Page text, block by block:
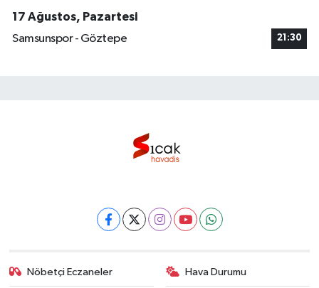
17 Ağustos, Pazartesi
Samsunspor - Göztepe
21:30
Nöbetçi Eczaneler Hava Durumu